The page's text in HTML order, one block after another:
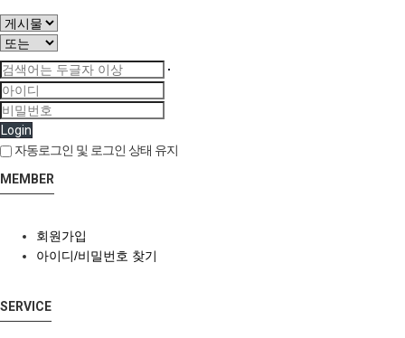
Login
자동로그인 및 로그인 상태 유지
MEMBER
회원가입
아이디/비밀번호 찾기
SERVICE